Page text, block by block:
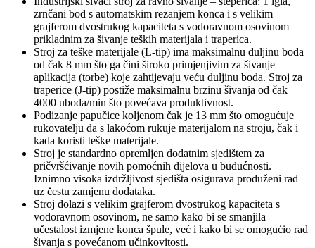
zrnčani bod s automatskim rezanjem konca i s velikim
grajferom dvostrukog kapaciteta s vodoravnom osovinom
prikladnim za šivanje teških materijala i traperica.
Stroj za teške materijale (L-tip) ima maksimalnu duljinu boda
od čak 8 mm što ga čini široko primjenjivim za šivanje
aplikacija (torbe) koje zahtijevaju veću duljinu boda. Stroj za
traperice (J-tip) postiže maksimalnu brzinu šivanja od čak
4000 uboda/min što povećava produktivnost.
Podizanje papučice koljenom čak je 13 mm što omogućuje
rukovatelju da s lakoćom rukuje materijalom na stroju, čak i
kada koristi teške materijale.
Stroj je standardno opremljen dodatnim sjedištem za
pričvršćivanje novih pomoćnih dijelova u budućnosti.
Iznimno visoka izdržljivost sjedišta osigurava produženi rad
uz čestu zamjenu dodataka.
Stroj dolazi s velikim grajferom dvostrukog kapaciteta s
vodoravnom osovinom, ne samo kako bi se smanjila
učestalost izmjene konca špule, već i kako bi se omogućio rad
šivanja s povećanom učinkovitosti.